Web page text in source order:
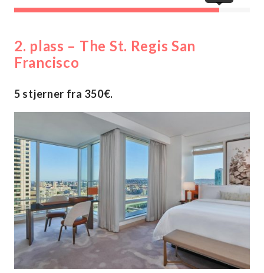
2. plass – The St. Regis San
Francisco
5 stjerner fra 350€.